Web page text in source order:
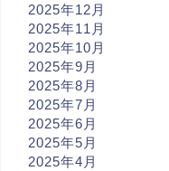
2025年12月
2025年11月
2025年10月
2025年9月
2025年8月
2025年7月
2025年6月
2025年5月
2025年4月